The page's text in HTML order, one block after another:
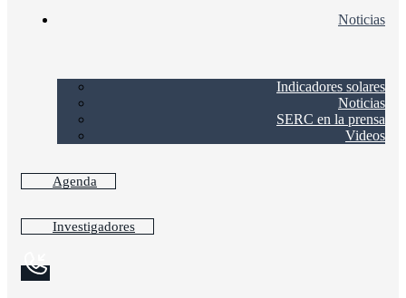
Noticias
Indicadores solares
Noticias
SERC en la prensa
Videos
Agenda
Investigadores